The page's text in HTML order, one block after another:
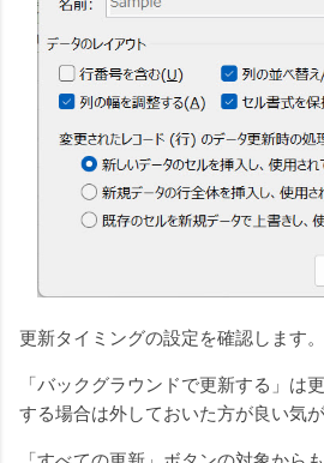
更新タイミングの設定を確認します。
「バックグラウンドで更新する」は
する場合は外しておいた方が良い気が